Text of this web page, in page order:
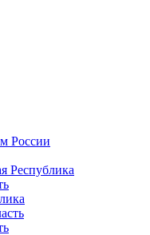
России
Республика